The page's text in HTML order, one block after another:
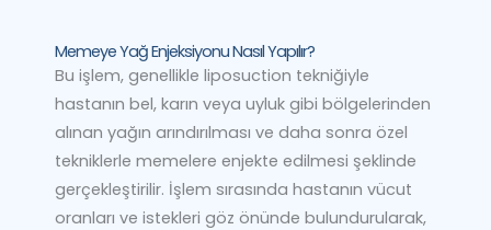
Memeye Yağ Enjeksiyonu Nasıl Yapılır?
Bu işlem, genellikle liposuction tekniğiyle
hastanın bel, karın veya uyluk gibi bölgelerinden
alınan yağın arındırılması ve daha sonra özel
tekniklerle memelere enjekte edilmesi şeklinde
gerçekleştirilir. İşlem sırasında hastanın vücut
oranları ve istekleri göz önünde bulundurularak,